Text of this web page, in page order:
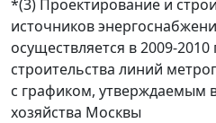
*(3) Проектирование и
источников
осуществляется в 2009-2010
строительства линий
с графиком, утверждаемым
хозяйства Москвы